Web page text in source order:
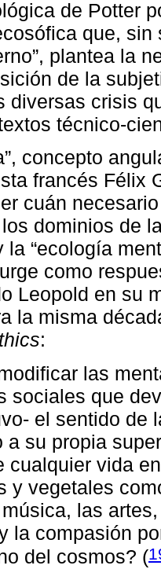
de Potter
que, sin
plantea la
de la
diversas crisis
técnico-
concepto
francés Félix
cuán
dominios de
la “ecología
como
Leopold en su
la misma
:
las
sociales que
el sentido de
a su propia
cualquier vida
y vegetales
las
la compasión
del cosmos? (